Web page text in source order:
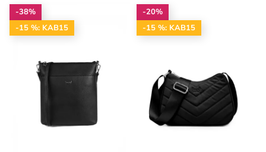
-38%
-15 %: KAB15
-20%
-15 %: KAB15